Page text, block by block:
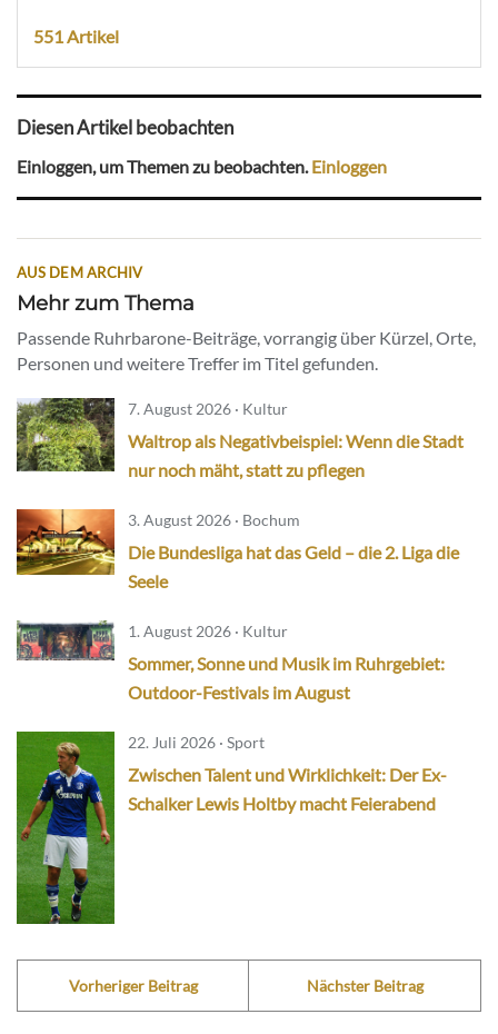
551 Artikel
Diesen Artikel beobachten
Einloggen, um Themen zu beobachten.Einloggen
AUS DEM ARCHIV
Mehr zum Thema
Passende Ruhrbarone-Beiträge, vorrangig über Kürzel, Orte,
Personen und weitere Treffer im Titel gefunden.
7. August 2026 · Kultur
Waltrop als Negativbeispiel: Wenn die Stadt
nur noch mäht, statt zu pflegen
3. August 2026 · Bochum
Die Bundesliga hat das Geld – die 2. Liga die
Seele
1. August 2026 · Kultur
Sommer, Sonne und Musik im Ruhrgebiet:
Outdoor-Festivals im August
22. Juli 2026 · Sport
Zwischen Talent und Wirklichkeit: Der Ex-
Schalker Lewis Holtby macht Feierabend
Vorheriger Beitrag Nächster Beitrag